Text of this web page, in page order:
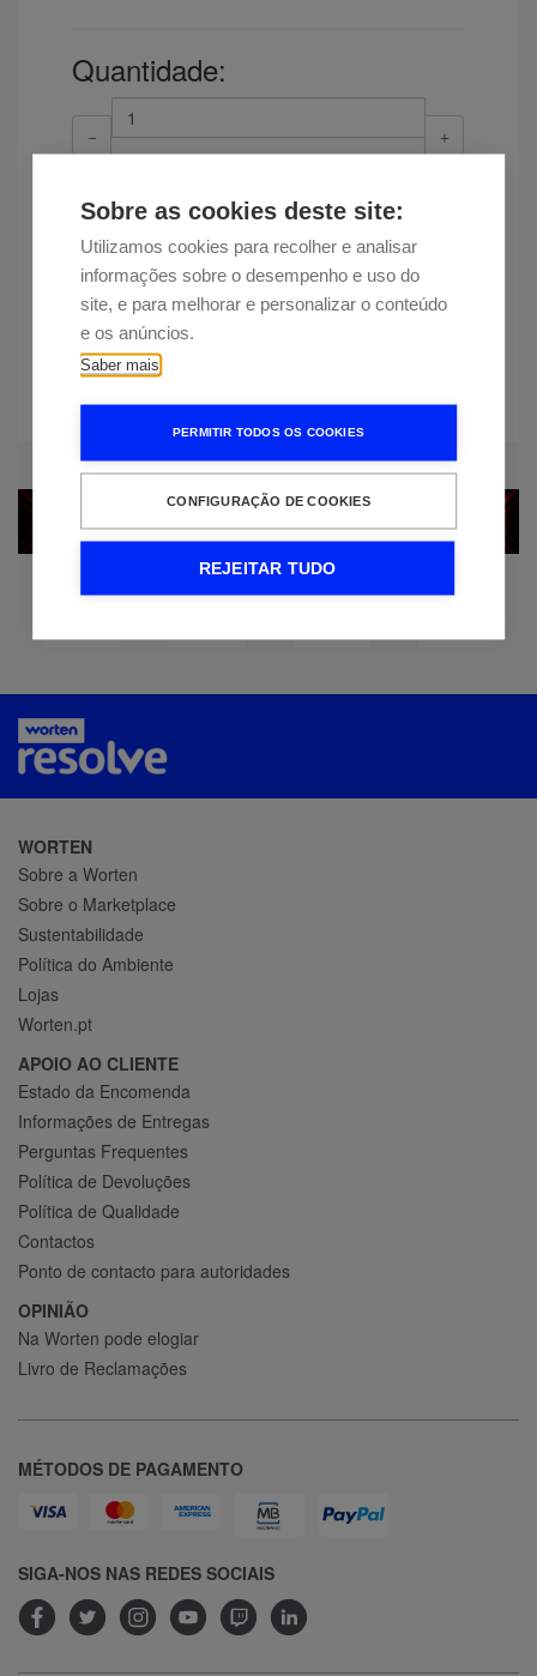
Sobre as cookies deste site:
Utilizamos cookies para recolher e analisar
informações sobre o desempenho e uso do
site, e para melhorar e personalizar o conteúdo
e os anúncios.
Saber mais
PERMITIR TODOS OS COOKIES
CONFIGURAÇÃO DE COOKIES
REJEITAR TUDO
Quantidade:
Adicionar
Disponibilidade
Entrega estimada em 12 dias
Encontrou esta peça a um preço
mais baixo?
WORTEN
Sobre a Worten
Sobre o Marketplace
Sustentabilidade
Política do Ambiente
Lojas
Worten.pt
APOIO AO CLIENTE
Estado da Encomenda
Informações de Entregas
Perguntas Frequentes
Política de Devoluções
Política de Qualidade
Contactos
Ponto de contacto para autoridades
OPINIÃO
Na Worten pode elogiar
Livro de Reclamações
MÉTODOS DE PAGAMENTO
SIGA-NOS NAS REDES SOCIAIS